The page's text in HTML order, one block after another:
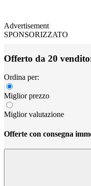
Advertisement
SPONSORIZZATO
Offerto da 20
Ordina per:
Miglior prezzo
Miglior valutazione
Offerte con consegna